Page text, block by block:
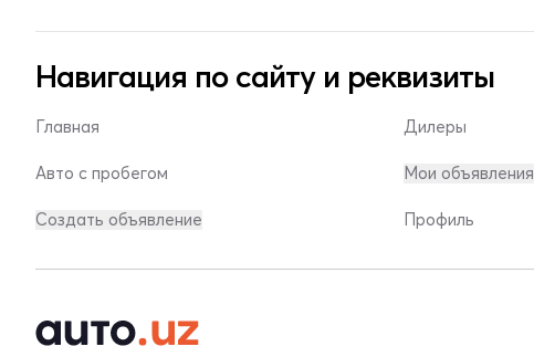
Навигация по сайту и реквизиты
Главная
Авто с пробегом
Создать объявление
Дилеры
Мои объявления
Профиль